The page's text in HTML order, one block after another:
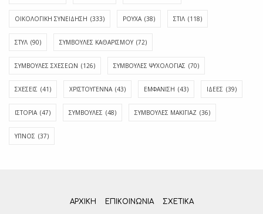
ΟΙΚΟΛΟΓΙΚΗ ΣΥΝΕΙΔΗΣΗ (333) ΡΟΥΧΑ (38) ΣΤΙΛ (118)
ΣΤΥΛ (90) ΣΥΜΒΟΥΛΕΣ ΚΑΘΑΡΙΣΜΟΥ (72)
ΣΥΜΒΟΥΛΕΣ ΣΧΕΣΕΩΝ (126) ΣΥΜΒΟΥΛΕΣ ΨΥΧΟΛΟΓΙΑΣ (70)
ΣΧΕΣΕΙΣ (41) ΧΡΙΣΤΟΥΓΕΝΝΑ (43) ΕΜΦΆΝΙΣΗ (43) ΙΔΈΕΣ (39)
ΙΣΤΟΡΊΑ (47) ΣΥΜΒΟΥΛΈΣ (48) ΣΥΜΒΟΥΛΈΣ ΜΑΚΙΓΙΆΖ (36)
ΎΠΝΟΣ (37)
ΑΡΧΙΚΗ ΕΠΙΚΟΙΝΩΝΊΑ ΣΧΕΤΙΚΆ